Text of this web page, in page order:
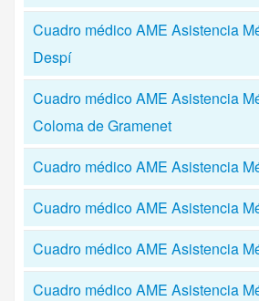
Cuadro médico AME Asistencia
Despí
Cuadro médico AME Asistencia
Coloma de Gramenet
Cuadro médico AME Asistencia
Cuadro médico AME Asistencia
Cuadro médico AME Asistencia
Cuadro médico AME Asistencia